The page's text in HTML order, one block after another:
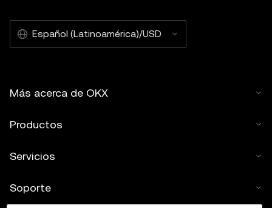
Español (Latinoamérica)/USD
Más acerca de OKX
Productos
Servicios
Soporte